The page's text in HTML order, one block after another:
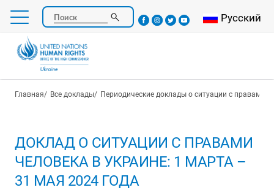
Перейти
основному
содержанию
Поиск Select your
Русский
Строка навигации
Главная Все доклады Периодические доклады о ситуации с правами
ДОКЛАД О СИТУАЦИИ С ПРАВАМИ
ЧЕЛОВЕКА В УКРАИНЕ: 1 МАРТА –
31 МАЯ 2024 ГОДА